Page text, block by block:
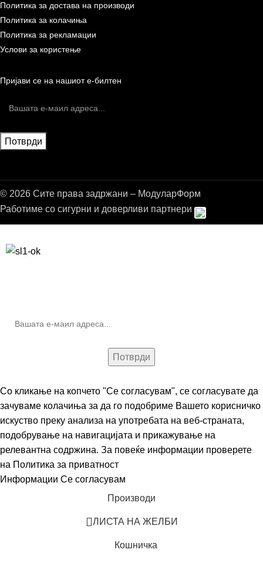
Политика за достава на производи
Политика за колачиња
Политика за рекламации
Услови за користење
Пријави се на нашиот е-билтен
© 2026 Сите права задржани – МодуларФорм
Работиме со сигурни и доверливи партнери
Со кликање на копчето "Се согласувам", се согласувате да
зачуваме колачиња за да го подобриме Вашето корисничко
искуство преку анализа на употребата на веб-страната,
подобрување на навигацијата и прикажување на
релевантна содржина. За повеќе информации проверете
на Политика за приватност
Информации Се согласувам
Производи
ЛИСТА НА ЖЕЛБИ
Кошничка